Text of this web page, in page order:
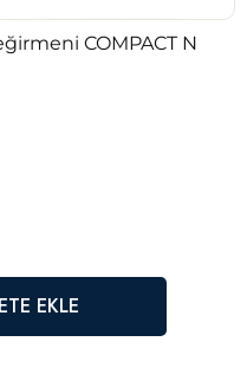
COMPACT N